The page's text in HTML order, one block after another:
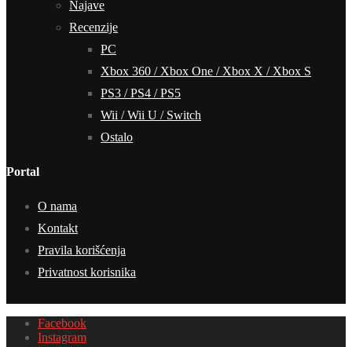
Najave
Recenzije
PC
Xbox 360 / Xbox One / Xbox X / Xbox S
PS3 / PS4 / PS5
Wii / Wii U / Switch
Ostalo
Portal
O nama
Kontakt
Pravila korišćenja
Privatnost korisnika
Facebook
Instagram